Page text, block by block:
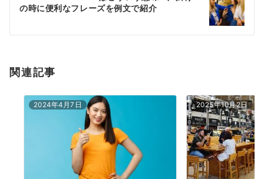
ン
の時に便利なフレーズを例文で紹介
関連記事
2024年4月7日 2025年10月2日